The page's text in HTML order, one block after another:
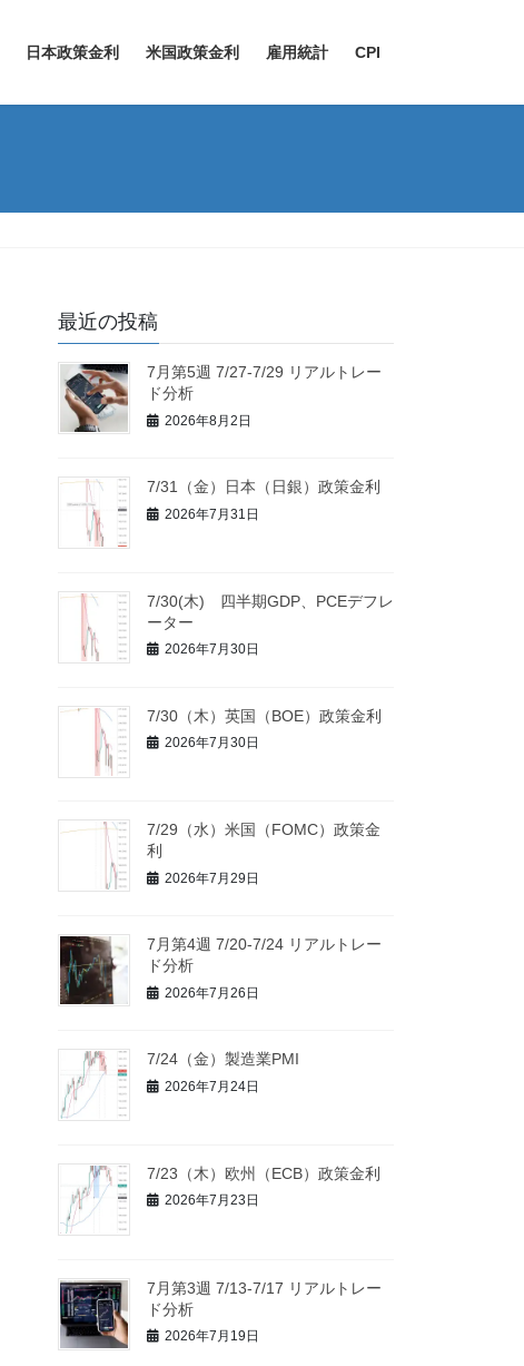
日本政策金利 米国政策金利 雇用統計 CPI
最近の投稿
7月第5週 7/27-7/29 リアルトレー
ド分析
2026年8月2日
7/31（金）日本（日銀）政策金利
2026年7月31日
7/30(木) 四半期GDP、PCEデフレ
ーター
2026年7月30日
7/30（木）英国（BOE）政策金利
2026年7月30日
7/29（水）米国（FOMC）政策金
利
2026年7月29日
7月第4週 7/20-7/24 リアルトレー
ド分析
2026年7月26日
7/24（金）製造業PMI
2026年7月24日
7/23（木）欧州（ECB）政策金利
2026年7月23日
7月第3週 7/13-7/17 リアルトレー
ド分析
2026年7月19日